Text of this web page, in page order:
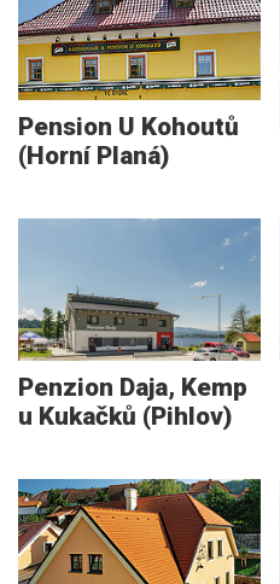
Pension U Kohoutů
(Horní Planá)
Penzion Daja, Kemp
u Kukačků (Pihlov)